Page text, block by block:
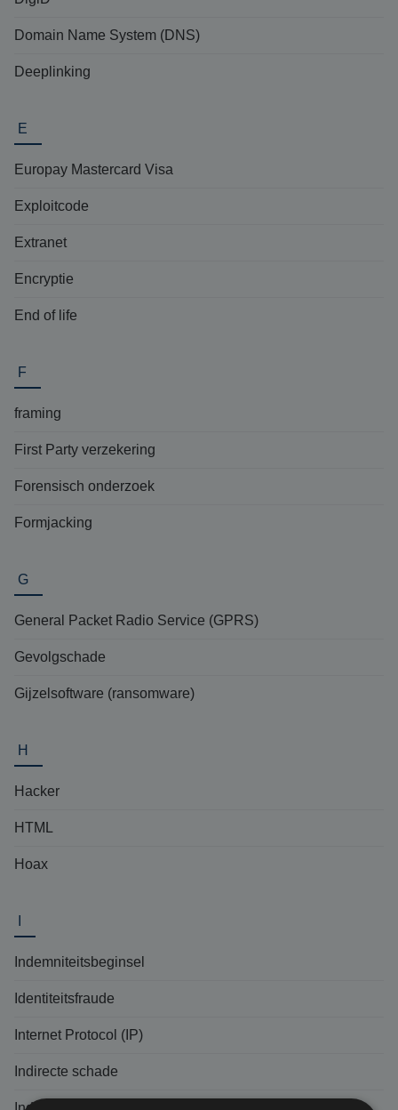
Domain Name System (DNS)
Deeplinking
E
Europay Mastercard Visa
Exploitcode
Extranet
Encryptie
End of life
F
framing
First Party verzekering
Forensisch onderzoek
Formjacking
G
General Packet Radio Service (GPRS)
Gevolgschade
Gijzelsoftware (ransomware)
H
Hacker
HTML
Hoax
Indemniteitsbeginsel
Identiteitsfraude
Internet Protocol (IP)
Indirecte schade